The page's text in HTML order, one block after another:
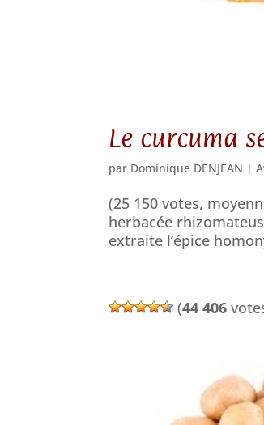
Le curcuma
par Dominique DENJEAN |
(25 150 votes,
herbacée
extraite l’épice
(44 406